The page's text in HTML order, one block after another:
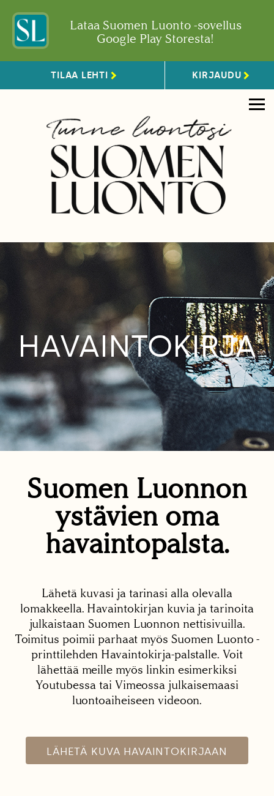
Lataa Suomen Luonto -sovellus
Google Play Storesta!
TILAA LEHTI KIRJAUDU
HAVAINTOKIRJA
Suomen Luonnon
ystävien oma
havaintopalsta.
Lähetä kuvasi ja tarinasi alla olevalla
lomakkeella. Havaintokirjan kuvia ja tarinoita
julkaistaan Suomen Luonnon nettisivuilla.
Toimitus poimii parhaat myös Suomen Luonto -
printtilehden Havaintokirja-palstalle. Voit
lähettää meille myös linkin esimerkiksi
Youtubessa tai Vimeossa julkaisemaasi
luontoaiheiseen videoon.
LÄHETÄ KUVA HAVAINTOKIRJAAN